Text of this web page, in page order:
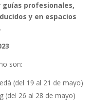
guías profesionales,
y en espacios
.
son:
(del 19 al 21 de mayo)
(del 26 al 28 de mayo)